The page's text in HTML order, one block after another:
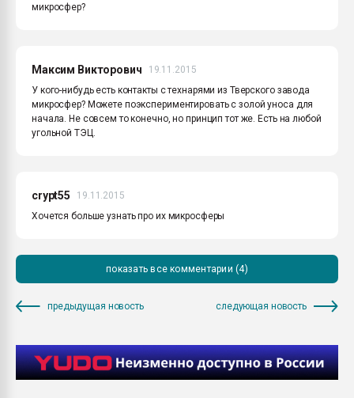
микросфер?
Максим Викторович
19.11.2015
У кого-нибудь есть контакты с технарями из Тверского завода
микросфер? Можете поэкспериментировать с золой уноса для
начала. Не совсем то конечно, но принцип тот же. Есть на любой
угольной ТЭЦ.
crypt55
19.11.2015
Хочется больше узнать про их микросферы
показать все комментарии (4)
предыдущая новость следующая новость